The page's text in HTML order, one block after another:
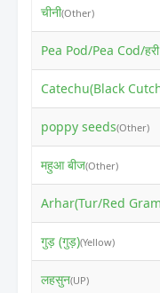
चीनी(Other)
Pea Pod/Pea Cod/
Catechu(Black
poppy seeds(Other)
महुआ बीज(Other)
Arhar(Tur/Red
गुड़ (गुड़)(Yellow)
लहसुन(UP)